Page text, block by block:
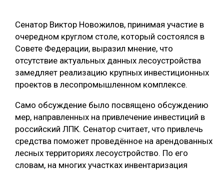
БИОЭНЕРГЕТИКА
ЛЕСОВОССТАНОВЛЕНИЕ И ЗАЩИТА
ЛОГИСТИКА
ПРОИЗВОДСТВО ДРЕВЕСНЫХ ПЛИТ
КОМПЛЕКСНАЯ ПЕРЕРАБОТКА
ЛЕСОПИЛЕНИЕ
ТЕМАТИЧЕСКИЕ ПРОЕКТЫ
ПОДБОРКИ СТАТЕЙ
Сенатор Виктор Новожилов, принимая участие в
очередном круглом столе, который состоялся в
Совете Федерации, выразил мнение, что
отсутствие актуальных данных лесоустройства
замедляет реализацию крупных инвестиционных
проектов в лесопромышленном комплексе.
Само обсуждение было посвящено обсуждению
мер, направленных на привлечение инвестиций в
российский ЛПК. Сенатор считает, что привлечь
средства поможет проведённое на арендованных
лесных территориях лесоустройство. По его
словам, на многих участках инвентаризация